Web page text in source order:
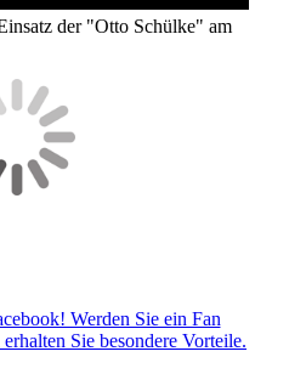
der "Otto Schülke" am
Werden Sie ein Fan
Sie besondere Vorteile.